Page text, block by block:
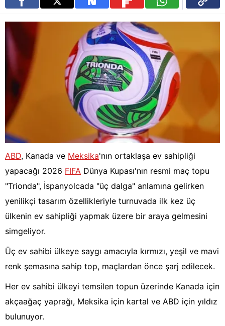
ABD, Kanada ve Meksika'nın ortaklaşa ev sahipliği
yapacağı 2026 FIFA Dünya Kupası'nın resmi maç topu
"Trionda", İspanyolcada "üç dalga" anlamına gelirken
yenilikçi tasarım özellikleriyle turnuvada ilk kez üç
ülkenin ev sahipliği yapmak üzere bir araya gelmesini
simgeliyor.
Üç ev sahibi ülkeye saygı amacıyla kırmızı, yeşil ve mavi
renk şemasına sahip top, maçlardan önce şarj edilecek.
Her ev sahibi ülkeyi temsilen topun üzerinde Kanada için
akçaağaç yaprağı, Meksika için kartal ve ABD için yıldız
bulunuyor.